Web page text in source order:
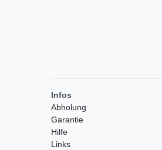
Infos
Abholung
Garantie
Hilfe
Links